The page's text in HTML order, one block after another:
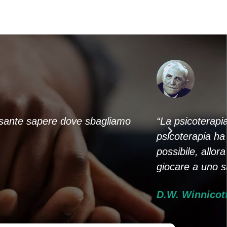
sapere dove sbagliamo
“La
psicoterapia
possibile,
giocare a uno
D.W.